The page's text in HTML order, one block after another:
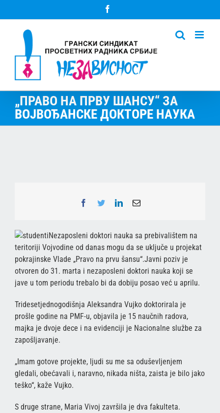
to
„ПРАВО НА ПРВУ ШАНСУ“ ЗА
ВОЈВОЂАНСКЕ ДОКТОРЕ НАУКА
Facebook
TwitterLinkedInEmail
Nezaposleni doktori nauka sa prebivalištem na
teritoriji Vojvodine od danas mogu da se uključe u projekat
pokrajinske Vlade „Pravo na prvu šansu“.Javni poziv je
otvoren do 31. marta i nezaposleni doktori nauka koji se
jave u tom periodu trebalo bi da dobiju posao već u aprilu.
Tridesetjednogodišnja Aleksandra Vujko doktorirala je
prošle godine na PMF-u, objavila je 15 naučnih radova,
majka je dvoje dece i na evidenciji je Nacionalne službe za
zapošljavanje.
„Imam gotove projekte, ljudi su me sa oduševljenjem
gledali, obećavali i, naravno, nikada ništa, zaista je bilo jako
teško“, kaže Vujko.
S druge strane, Maria Vivoj završila je dva fakulteta.